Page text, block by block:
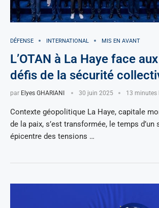
DÉFENSE INTERNATIONAL MIS EN AVANT
L’OTAN à La Haye face
défis de la sécurité
par Elyes GHARIANI 30 juin 2025 13 minutes
Contexte géopolitique La Haye, capitale
de la paix, s’est transformée, le temps d’un
épicentre des tensions …